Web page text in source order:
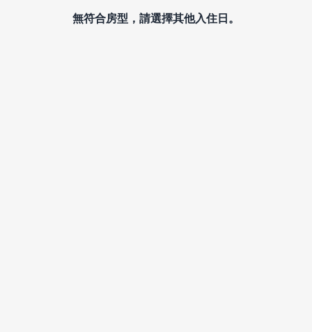
無符合房型，請選擇其他入住日。